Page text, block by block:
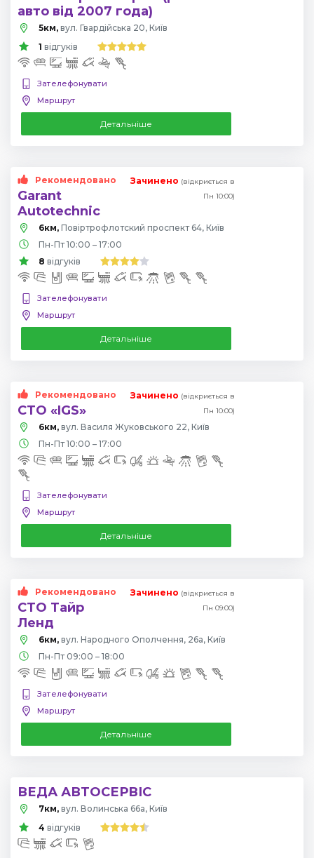
авто від 2007 года)
5км, вул. Гвардійська 20, Київ
1 відгуків
Зателефонувати
Маршрут
Детальніше
Рекомендовано
Garant
Autotechnic
Зачинено (відкриється в
Пн 10:00)
6км,
Повіртрофлотский проспект 64, Київ
Пн-Пт 10:00 – 17:00
8 відгуків
Зателефонувати
Маршрут
Детальніше
Рекомендовано
СТО «IGS»
Зачинено (відкриється в
Пн 10:00)
6км, вул. Василя Жуковського 22, Київ
Пн-Пт 10:00 – 17:00
Зателефонувати
Маршрут
Детальніше
Рекомендовано
СТО Тайр
Ленд
Зачинено (відкриється в
Пн 09:00)
6км, вул. Народного Ополчення, 26а, Київ
Пн-Пт 09:00 – 18:00
Зателефонувати
Маршрут
Детальніше
ВЕДА АВТОСЕРВІС
7км, вул. Волинська 66а, Київ
4 відгуків